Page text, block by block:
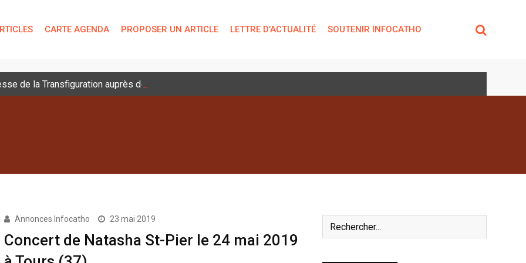
CARTE AGENDA PROPOSER UN ARTICLE LETTRE D’ACTUALITÉ SOUTENIR INFOCATHO
de la Transfiguration auprès des jeunes
Annonces Infocatho 23 mai 2019
Concert de Natasha St-Pier le 24 mai 2019